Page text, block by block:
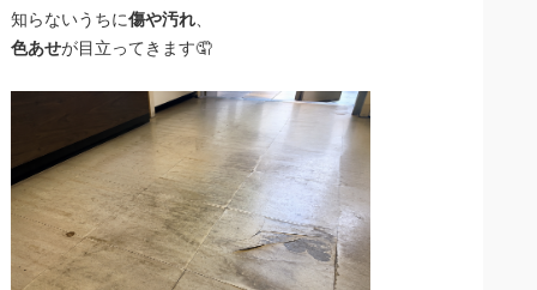
知らないうちに傷や汚れ、
色あせが目立ってきます🤦